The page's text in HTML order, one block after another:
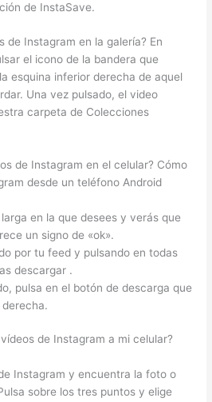
de InstaSave.
de Instagram en la galería? En
el icono de la bandera que
esquina inferior derecha de aquel
Una vez pulsado, el video
carpeta de Colecciones
de Instagram en el celular? Cómo
desde un teléfono Android
en la que desees y verás que
un signo de «ok».
por tu feed y pulsando en todas
descargar .
pulsa en el botón de descarga que
de Instagram a mi celular?
Instagram y encuentra la foto o
sobre los tres puntos y elige